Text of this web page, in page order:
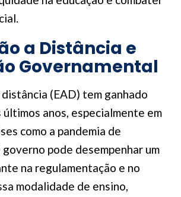
a Distância e
Governamental
(EAD) tem ganhado
anos, especialmente em
como a pandemia de
pode desempenhar um
na regulamentação e no
modalidade de ensino,